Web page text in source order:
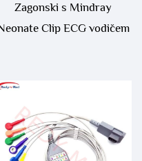
Zagonski s Mindray
Clip ECG vodičem